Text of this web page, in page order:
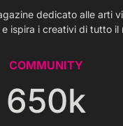
dedicato alle arti
ispira i creativi di tutto il
COMMUNITY
650k